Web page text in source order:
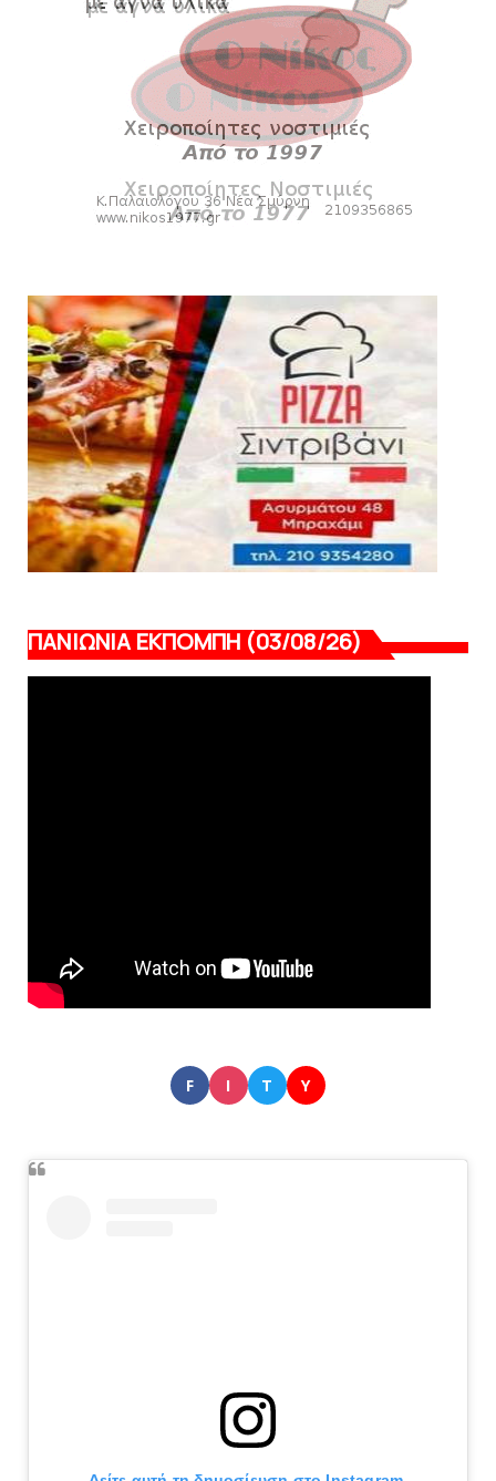
Ξεκινά η ελεύθερη διάθεση των εισιτηρίων
διαρκείας του βόλεϊ...
August 04, 2026
HEADLINES
Kυανέρυθρη και επίσημα η Πάτερου
August 04, 2026
SLIDE
Πανιώνια Εκπομπή: Έπεσε η αυλαία της
ΕΠΙΚΑΙΡΟΤΗΤΑ
LIVE η Πανιώνια Εκπομπή!
August 03, 2026
ΠΑΝΙΩΝΙΑ ΕΚΠΟΜΠΗ (03/08/26)
F I T Y